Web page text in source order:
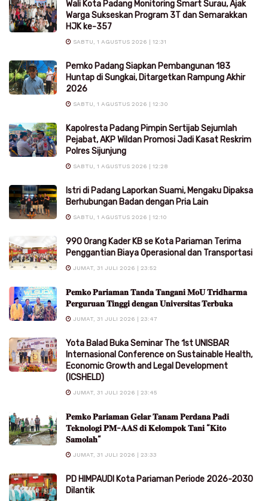
Wali Kota Padang Monitoring Smart Surau, Ajak
Warga Sukseskan Program 3T dan Semarakkan
HJK ke-357
SABTU, 1 AGUSTUS 2026 | 12:31
Pemko Padang Siapkan Pembangunan 183
Huntap di Sungkai, Ditargetkan Rampung Akhir
2026
SABTU, 1 AGUSTUS 2026 | 12:30
Kapolresta Padang Pimpin Sertijab Sejumlah
Pejabat, AKP Wildan Promosi Jadi Kasat Reskrim
Polres Sijunjung
SABTU, 1 AGUSTUS 2026 | 12:28
Istri di Padang Laporkan Suami, Mengaku Dipaksa
Berhubungan Badan dengan Pria Lain
SABTU, 1 AGUSTUS 2026 | 12:10
990 Orang Kader KB se Kota Pariaman Terima
Penggantian Biaya Operasional dan Transportasi
JUMAT, 31 JULI 2026 | 23:52
𝐏𝐞𝐦𝐤𝐨 𝐏𝐚𝐫𝐢𝐚𝐦𝐚𝐧 𝐓𝐚𝐧𝐝𝐚 𝐓𝐚𝐧𝐠𝐚𝐧𝐢 𝐌𝐨𝐔 𝐓𝐫𝐢𝐝𝐡𝐚𝐫𝐦𝐚
𝐏𝐞𝐫𝐠𝐮𝐫𝐮𝐚𝐧 𝐓𝐢𝐧𝐠𝐠𝐢 𝐝𝐞𝐧𝐠𝐚𝐧 𝐔𝐧𝐢𝐯𝐞𝐫𝐬𝐢𝐭𝐚𝐬 𝐓𝐞𝐫𝐛𝐮𝐤𝐚
JUMAT, 31 JULI 2026 | 23:47
Yota Balad Buka Seminar The 1st UNISBAR
Internasional Conference on Sustainable Health,
Economic Growth and Legal Development
(ICSHELD)
JUMAT, 31 JULI 2026 | 23:45
𝐏𝐞𝐦𝐤𝐨 𝐏𝐚𝐫𝐢𝐚𝐦𝐚𝐧 𝐆𝐞𝐥𝐚𝐫 𝐓𝐚𝐧𝐚𝐦 𝐏𝐞𝐫𝐝𝐚𝐧𝐚 𝐏𝐚𝐝𝐢
𝐓𝐞𝐤𝐧𝐨𝐥𝐨𝐠𝐢 𝐏𝐌-𝐀𝐀𝐒 𝐝𝐢 𝐊𝐞𝐥𝐨𝐦𝐩𝐨𝐤 𝐓𝐚𝐧𝐢 “𝐊𝐢𝐭𝐨
𝐒𝐚𝐦𝐨𝐥𝐚𝐡”
JUMAT, 31 JULI 2026 | 23:33
PD HIMPAUDI Kota Pariaman Periode 2026-2030
Dilantik